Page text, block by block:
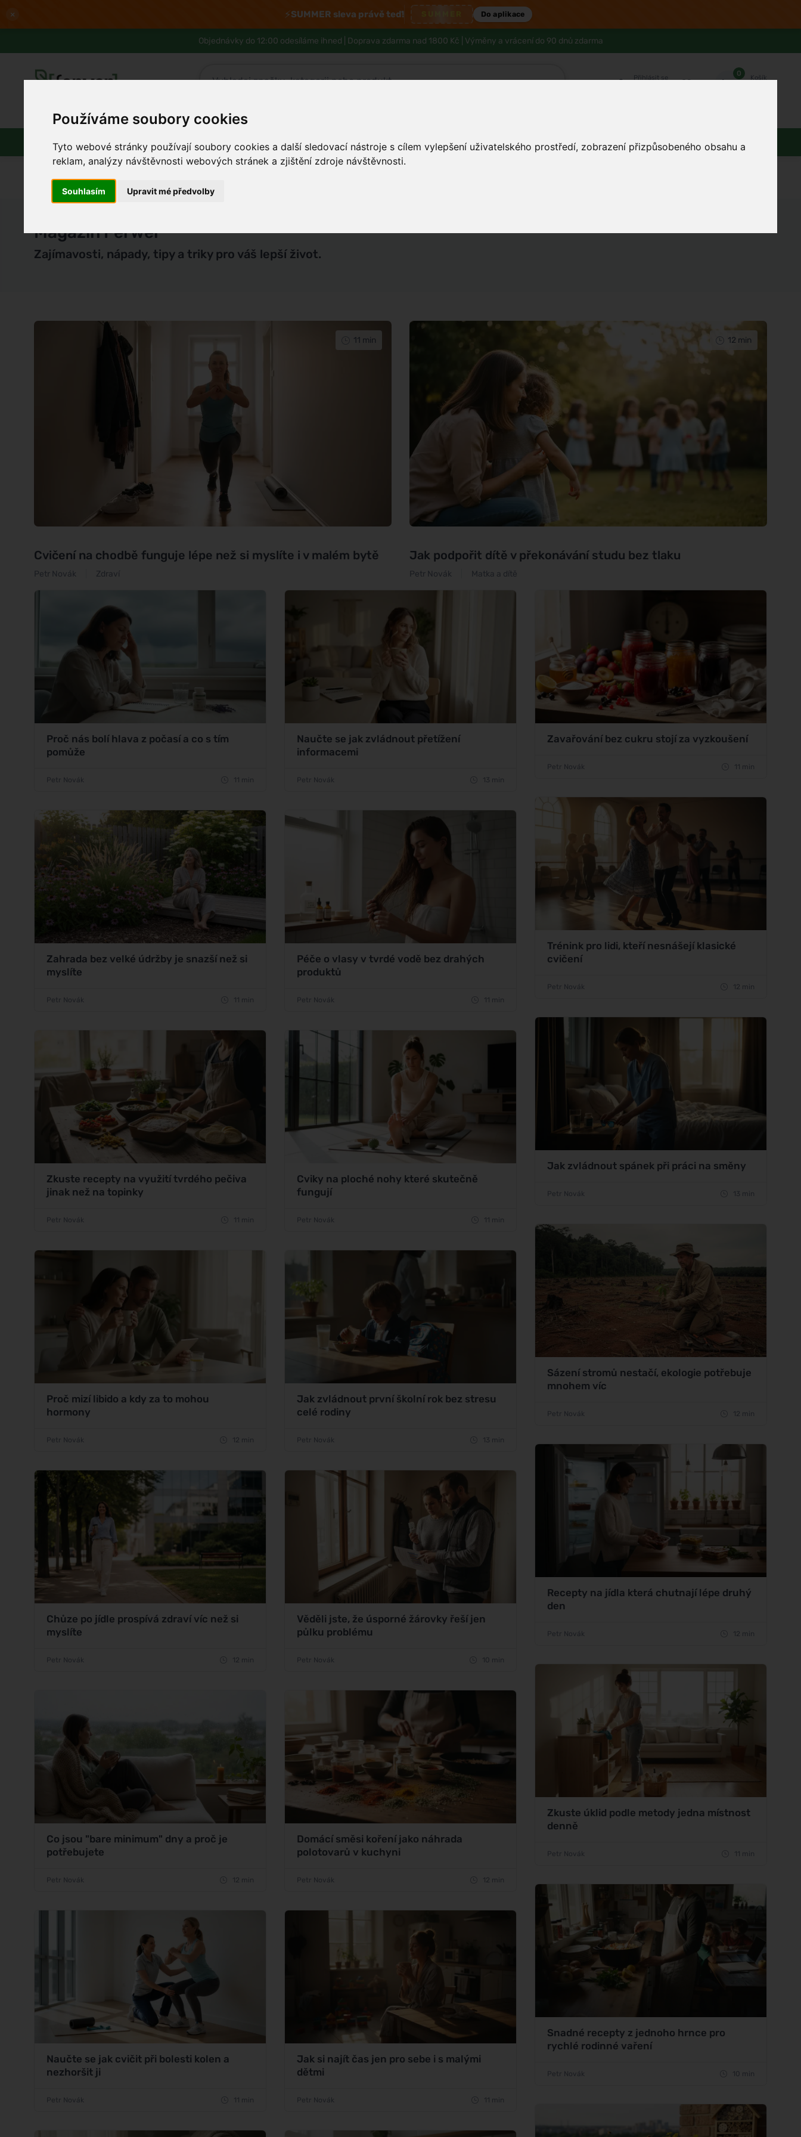
Používáme soubory cookies
Tyto webové stránky používají soubory cookies a další sledovací nástroje s cílem vylepšení uživatelského prostředí, zobrazení přizpůsobeného obsahu a
reklam, analýzy návštěvnosti webových stránek a zjištění zdroje návštěvnosti.
Souhlasím Upravit mé předvolby
× ⚡SUMMER sleva právě teď! Do aplikace
Objednávky do 12:00 odesíláme ihned | Doprava zdarma nad 1800 Kč | Výměny a vrácení do 90 dnů zdarma
Přihlásit se
0
Košík
Slevy až -80% Blog Lexikon
Líčení Tělo a hygiena Zdraví Domácnost
Magazín Ferwer
Zajímavosti, nápady, tipy a triky pro váš lepší život.
11 min
Cvičení na chodbě funguje lépe než si myslíte i v malém bytě
Petr Novák Zdraví
12 min
Jak podpořit dítě v překonávání studu bez tlaku
Petr Novák Matka a dítě
Proč nás bolí hlava z počasí a co s tím
pomůže
Petr Novák 11 min
Naučte se jak zvládnout přetížení
informacemi
Petr Novák 13 min
Zavařování bez cukru stojí za vyzkoušení
Petr Novák 11 min
Trénink pro lidi, kteří nesnášejí klasické
cvičení
Petr Novák 12 min
Zahrada bez velké údržby je snazší než si
myslíte
Petr Novák 11 min
Péče o vlasy v tvrdé vodě bez drahých
produktů
Petr Novák 11 min
Jak zvládnout spánek při práci na směny
Petr Novák 13 min
Zkuste recepty na využití tvrdého pečiva
jinak než na topinky
Petr Novák 11 min
Cviky na ploché nohy které skutečně
fungují
Petr Novák 11 min
Sázení stromů nestačí, ekologie potřebuje
mnohem víc
Petr Novák 12 min
Proč mizí libido a kdy za to mohou
hormony
Petr Novák 12 min
Jak zvládnout první školní rok bez stresu
celé rodiny
Petr Novák 13 min
Recepty na jídla která chutnají lépe druhý
den
Petr Novák 12 min
Chůze po jídle prospívá zdraví víc než si
myslíte
Petr Novák 12 min
Věděli jste, že úsporné žárovky řeší jen
půlku problému
Petr Novák 10 min
Zkuste úklid podle metody jedna místnost
denně
Petr Novák 11 min
Co jsou "bare minimum" dny a proč je
potřebujete
Petr Novák 12 min
Domácí směsi koření jako náhrada
polotovarů v kuchyni
Petr Novák 12 min
Snadné recepty z jednoho hrnce pro
rychlé rodinné vaření
Petr Novák 10 min
Naučte se jak cvičit při bolesti kolen a
nezhoršit ji
Petr Novák 11 min
Jak si najít čas jen pro sebe i s malými
dětmi
Petr Novák 11 min